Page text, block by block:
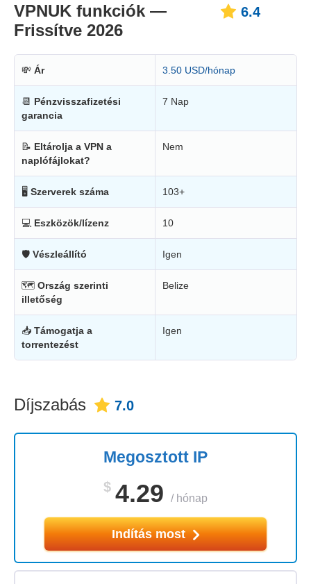
VPNUK funkciók —
Frissítve 2026
6.4
💸 Ár 3.50 USD/hónap
📆 Pénzvisszafizetési
garancia
7 Nap
📝 Eltárolja a VPN a
naplófájlokat?
Nem
🖥 Szerverek száma 103+
💻 Eszközök/lízenz 10
🛡 Vészleállító Igen
🗺 Ország szerinti
illetőség
Belize
📥 Támogatja a
torrentezést
Igen
Díjszabás 7.0
Megosztott IP
$ 4.29 / hónap
Indítás most